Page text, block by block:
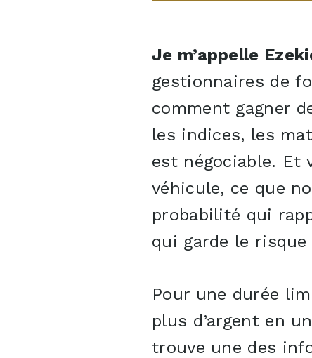
Je m’appelle
gestionnaires de
comment gagner
les indices, les
est négociable. Et
véhicule, ce que
probabilité qui
qui garde le
Pour une durée
plus d’argent en
trouve une des